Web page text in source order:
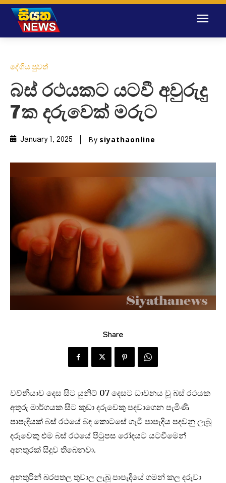
දේශීය පුවත්
බස් රථයකට යටවී අවුරුදු
7ක දරුවෙක් මරුට
January 1, 2025 By siyathaonline
Share
වව්නියාව දෙස සිට යුනිට් 07 දෙසට ධාවනය වූ බස් රථයක
අතුරු මාර්ගයක සිට කුඩා දරුවෙකු පදවාගෙන පැමිණි
පාපැදියක් බස් රථයේ බඳ කොටසේ ගැටී පාපැදිය පදවනු ලැබූ
දරුවෙකු එම බස් රථයේ පිටුපස රෝදයට යටවීමෙන්
අනතුරක් සිදුව තිබෙනවා.
අනතුරින් බරපතල තුවාල ලැබූ පාපැදියේ ගමන් කල දරුවා